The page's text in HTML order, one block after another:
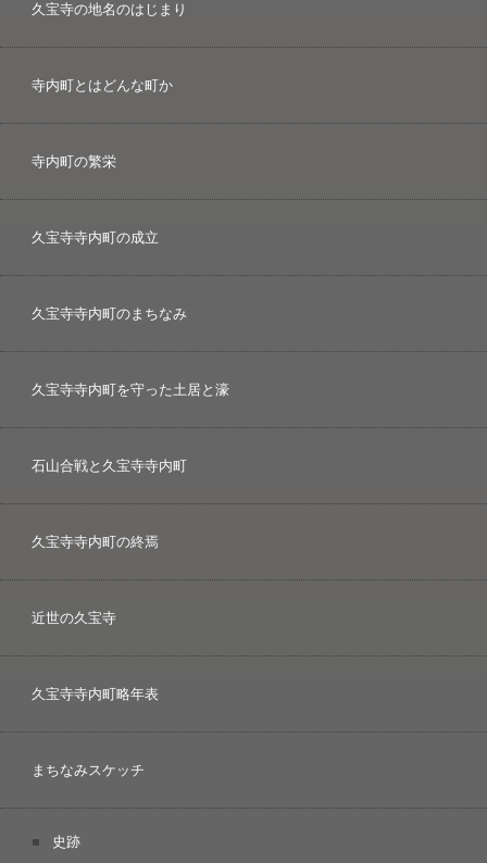
久宝寺の地名のはじまり
寺内町とはどんな町か
寺内町の繁栄
久宝寺寺内町の成立
久宝寺寺内町のまちなみ
久宝寺寺内町を守った土居と濠
石山合戦と久宝寺寺内町
久宝寺寺内町の終焉
近世の久宝寺
久宝寺寺内町略年表
まちなみスケッチ
史跡